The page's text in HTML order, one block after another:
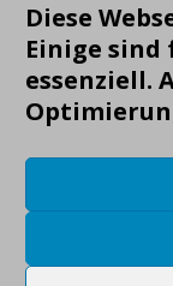
Diese
Einige
essenziell.